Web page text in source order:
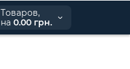
Tоваров,
на 0.00 грн.